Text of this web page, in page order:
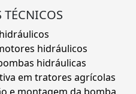
TÉCNICOS
hidráulicos
hidráulicas
em tratores agrícolas